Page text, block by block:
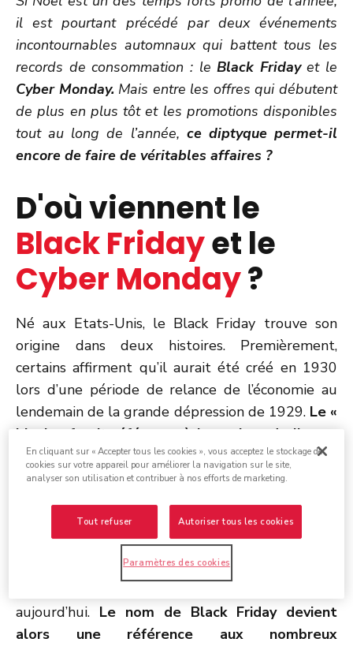
il est pourtant précédé par deux événements
incontournables automnaux qui battent tous les
records de consommation : leBlack Fridayet le
Cyber Monday.Mais entre les offres qui débutent
de plus en plus tôt et les promotions disponibles
tout au long de l’année, ce diptyque permet-il
encore de faire de véritables affaires ?
D'où viennent le
Black Fridayet le
Cyber Monday?
Né aux Etats-Unis, le Black Friday trouve son
origine dans deux histoires. Premièrement,
certains affirment qu’il aurait été créé en 1930
lors d’une période de relance de l’économie au
lendemain de la grande dépression de 1929. Le «
black » ferait référence à la couleur de l’encre
utilisée par les marchands pour noter leurs
bénéfices contrairement à la couleur rouge
utilisée pour les pertes.
Mais il faut attendre les années 1960 pour voir
éclore le concept de Black Friday comme la
aujourd’hui. Le nom de Black Friday devient
alors une référence aux nombreux
En cliquant sur « Accepter tous les cookies », vous acceptez le stockage de
cookies sur votre appareil pour améliorer la navigation sur le site,
analyser son utilisation et contribuer à nos efforts de marketing.
Tout refuser Autoriser tous les cookies
Paramètres des cookies